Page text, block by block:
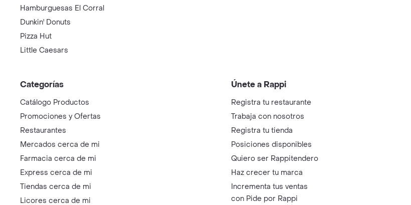
Hamburguesas El Corral
Dunkin' Donuts
Pizza Hut
Little Caesars
Categorías
Catálogo Productos
Promociones y Ofertas
Restaurantes
Mercados cerca de mi
Farmacia cerca de mi
Express cerca de mi
Tiendas cerca de mi
Licores cerca de mi
Únete a Rappi
Registra tu restaurante
Trabaja con nosotros
Registra tu tienda
Posiciones disponibles
Quiero ser Rappitendero
Haz crecer tu marca
Incrementa tus ventas
con Pide por Rappi